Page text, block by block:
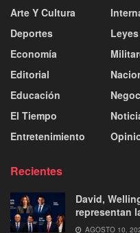
Arte Y Cultura
Deportes
Economía
Editorial
Educación
El Tiempo
Entretenimiento
Leyes
Recientes
David,
representan
AGOSTO 10,